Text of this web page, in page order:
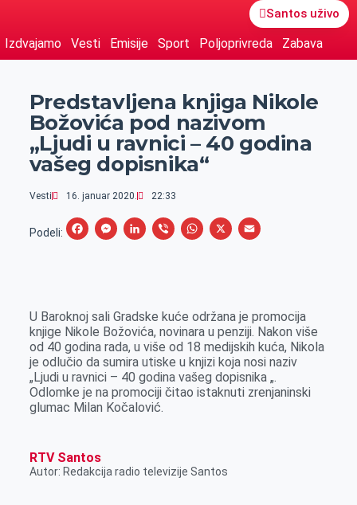
Santos uživo
Izdvajamo Vesti Emisije Sport Poljoprivreda Zabava
Predstavljena knjiga Nikole
Božovića pod nazivom
„Ljudi u ravnici – 40 godina
vašeg dopisnika“
Vesti 16. januar 2020. 22:33
Podeli:
F
b
o
o
k
M
e
n
g
e
r
L
e
d
I
n
V
r
W
s
A
p
p
X
E
l
U Baroknoj sali Gradske kuće održana je promocija
knjige Nikole Božovića, novinara u penziji. Nakon više
od 40 godina rada, u više od 18 medijskih kuća, Nikola
je odlučio da sumira utiske u knjizi koja nosi naziv
„Ljudi u ravnici – 40 godina vašeg dopisnika „.
Odlomke je na promociji čitao istaknuti zrenjaninski
glumac Milan Kočalović.
RTV Santos
Autor: Redakcija radio televizije Santos